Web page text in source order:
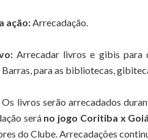
ação:Arrecadação.
Arrecadar livros e gibis para
para as bibliotecas,
Os livros serão arrecadados
será no jogo Coritiba x
do Clube. Arrecadações